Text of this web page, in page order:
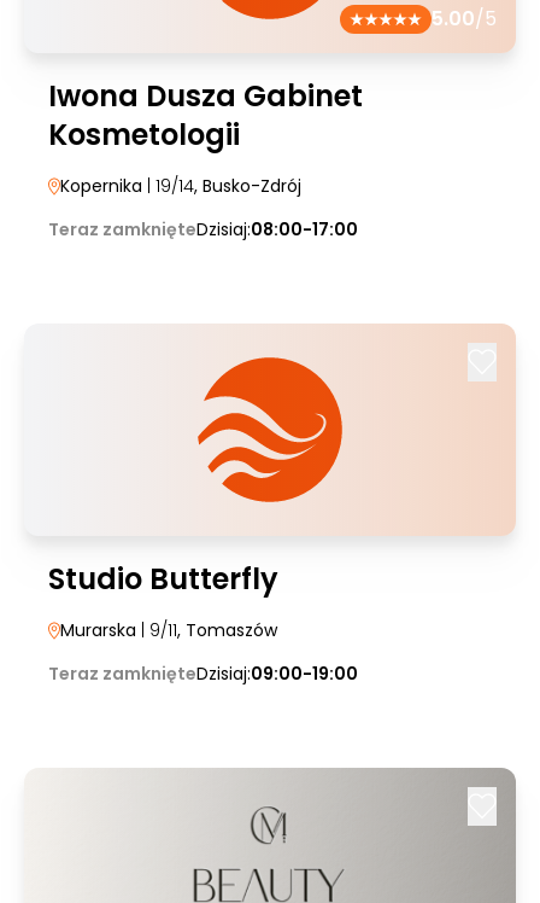
5.00/5
Iwona Dusza Gabinet
Kosmetologii
Kopernika | 19/14, Busko-Zdrój
Teraz zamknięteDzisiaj:08:00-17:00
Studio Butterfly
Murarska | 9/11, Tomaszów
Teraz zamknięteDzisiaj:09:00-19:00